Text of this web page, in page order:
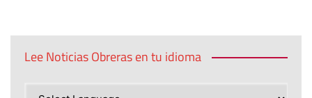
Lee Noticias Obreras en tu idioma